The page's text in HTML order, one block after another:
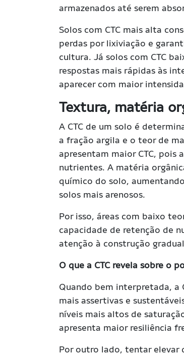
armazenados até serem
Solos com CTC mais alta
perdas por lixiviação e
cultura. Já solos com CTC
respostas mais rápidas às
aparecer com maior
Textura, matéria
A CTC de um solo é
a fração argila e o teor de
apresentam maior CTC, pois
nutrientes. A matéria
químico do solo,
solos mais arenosos.
Por isso, áreas com baixo
capacidade de retenção de
atenção à construção
O que a CTC revela sobre o
Quando bem interpretada, a
mais assertivas e
níveis mais altos de
apresenta maior resiliência
Por outro lado, tentar elevar